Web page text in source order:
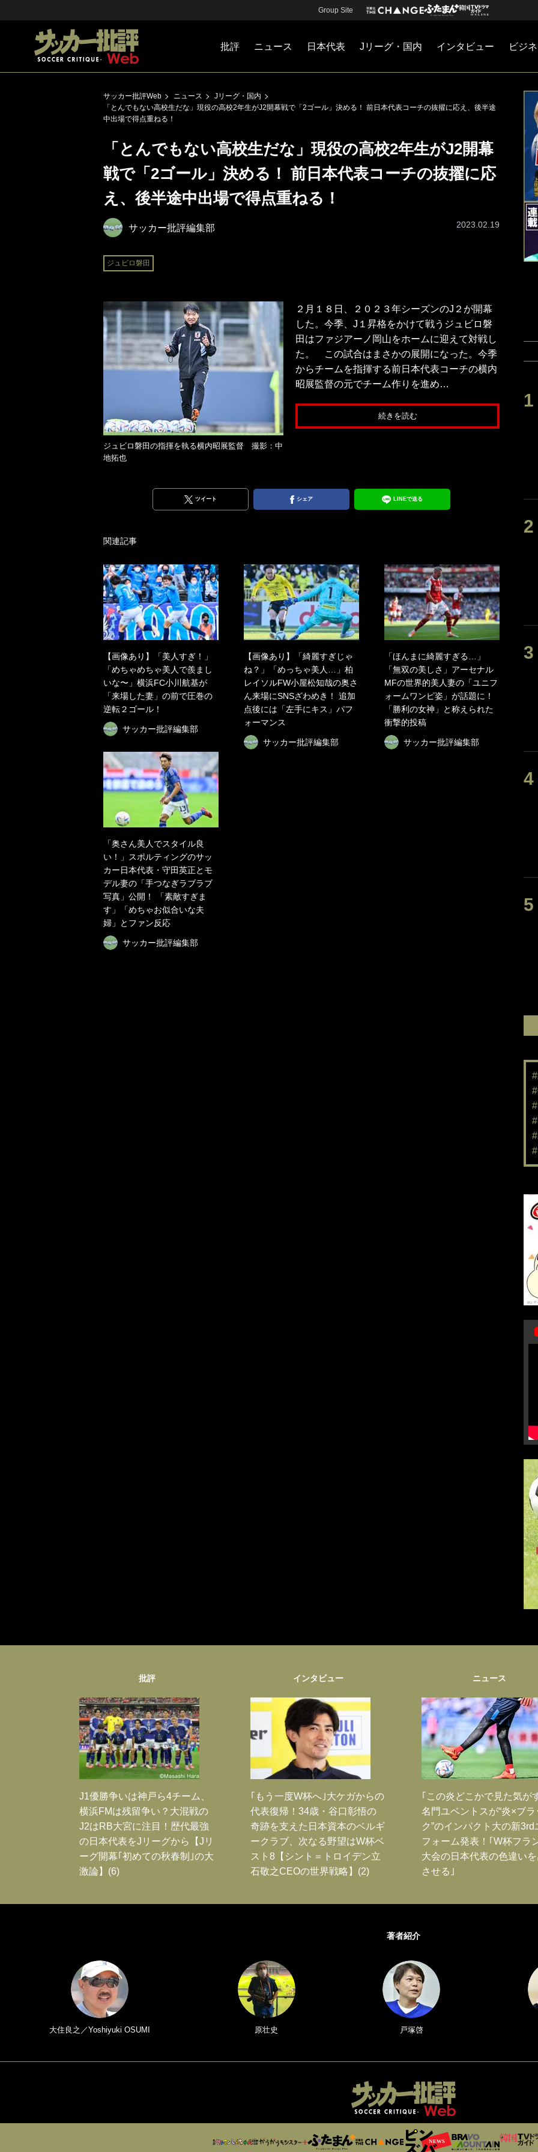
Group Site
批評 ニュース 日本代表 Jリーグ・国内 インタビュー ビジ
サッカー批評Web ニュース
Jリーグ・国内
「とんでもない高校生だな」現役の高校2年生がJ2開幕戦で「2ゴール」決める！ 前日本代表コーチの抜擢に応え、後半途
中出場で得点重ねる！
「とんでもない高校生だな」現役の高校2年生がJ2開幕
戦で「2ゴール」決める！ 前日本代表コーチの抜擢に応
え、後半途中出場で得点重ねる！
サッカー批評編集部
ジュビロ磐田
2023.02.19
ジュビロ磐田の指揮を執る横内昭展監督 撮影：中
地拓也
２月１８日、２０２３年シーズンのJ２が開幕
した。今季、J１昇格をかけて戦うジュビロ磐
田はファジアーノ岡山をホームに迎えて対戦し
た。 この試合はまさかの展開になった。今季
からチームを指揮する前日本代表コーチの横内
昭展監督の元でチーム作りを進め…
続きを読む
ツイート シェア LINEで送る
関連記事
【画像あり】「美人すぎ！」
「めちゃめちゃ美人で羨まし
いな〜」横浜FC小川航基が
「来場した妻」の前で圧巻の
逆転２ゴール！
サッカー批評編集部
【画像あり】「綺麗すぎじゃ
ね？」「めっちゃ美人…」柏
レイソルFW小屋松知哉の奥さ
ん来場にSNSざわめき！ 追加
点後には「左手にキス」パフ
ォーマンス
サッカー批評編集部
「ほんまに綺麗すぎる…」
「無双の美しさ」アーセナル
MFの世界的美人妻の「ユニフ
ォームワンピ姿」が話題に！
「勝利の女神」と称えられた
衝撃的投稿
サッカー批評編集部
「奥さん美人でスタイル良
い！」スポルティングのサッ
カー日本代表・守田英正とモ
デル妻の「手つなぎラブラブ
写真」公開！ 「素敵すぎま
す」「めちゃお似合いな夫
婦」とファン反応
サッカー批評編集部
批評
J1優勝争いは神戸ら4チーム、
横浜FMは残留争い？大混戦の
J2はRB大宮に注目！歴代最強
の日本代表をJリーグから【Jリ
ーグ開幕｢初めての秋春制｣の大
激論】(6)
インタビュー
｢もう一度W杯へ｣大ケガからの
代表復帰！34歳・谷口彰悟の
奇跡を支えた日本資本のベルギ
ークラブ、次なる野望はW杯ベ
スト8【シント＝トロイデン立
石敬之CEOの世界戦略】(2)
ニュース
｢この炎どこかで見た気が
名門ユベントスが“炎×ブラ
ク”のインパクト大の新3rd
フォーム発表！｢W杯フラ
大会の日本代表の色違い
させる｣
著者紹介
大住良之／Yoshiyuki OSUMI 原壮史 戸塚啓